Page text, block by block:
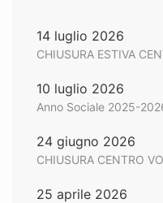
14 luglio 2026
CHIUSURA ESTIVA
10 luglio 2026
Anno Sociale 2025-
24 giugno 2026
CHIUSURA CENTRO
25 aprile 2026